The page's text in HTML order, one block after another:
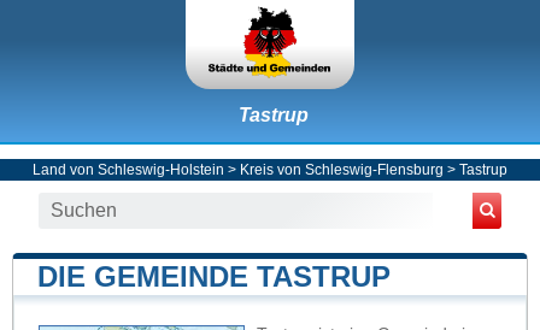
Tastrup
Land von Schleswig-Holstein > Kreis von Schleswig-Flensburg > Tastrup
DIE GEMEINDE TASTRUP